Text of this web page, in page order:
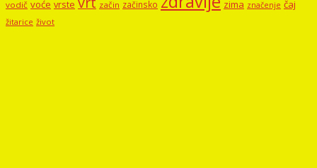
vodič voće vrste začin začinsko zima značenje čaj
žitarice život